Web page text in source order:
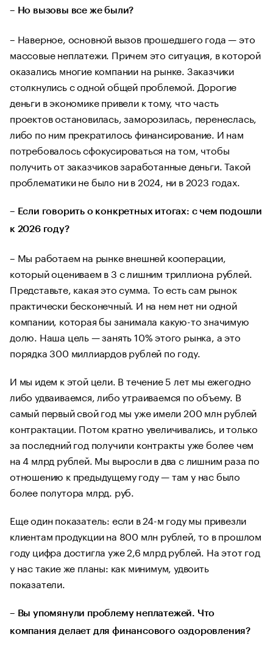
– Но вызовы все же были?
– Наверное, основной вызов прошедшего года — это
массовые неплатежи. Причем это ситуация, в которой
оказались многие компании на рынке. Заказчики
столкнулись с одной общей проблемой. Дорогие
деньги в экономике привели к тому, что часть
проектов остановилась, заморозилась, перенеслась,
либо по ним прекратилось финансирование. И нам
потребовалось сфокусироваться на том, чтобы
получить от заказчиков заработанные деньги. Такой
проблематики не было ни в 2024, ни в 2023 годах.
– Если говорить о конкретных итогах: с чем подошли
к 2026 году?
– Мы работаем на рынке внешней кооперации,
который оцениваем в 3 с лишним триллиона рублей.
Представьте, какая это сумма. То есть сам рынок
практически бесконечный. И на нем нет ни одной
компании, которая бы занимала какую-то значимую
долю. Наша цель — занять 10% этого рынка, а это
порядка 300 миллиардов рублей по году.
И мы идем к этой цели. В течение 5 лет мы ежегодно
либо удваиваемся, либо утраиваемся по объему. В
самый первый свой год мы уже имели 200 млн рублей
контрактации. Потом кратно увеличивались, и только
за последний год получили контракты уже более чем
на 4 млрд рублей. Мы выросли в два с лишним раза по
отношению к предыдущему году — там у нас было
более полутора млрд. руб.
Еще один показатель: если в 24-м году мы привезли
клиентам продукции на 800 млн рублей, то в прошлом
году цифра достигла уже 2,6 млрд рублей. На этот год
у нас такие же планы: как минимум, удвоить
показатели.
– Вы упомянули проблему неплатежей. Что
компания делает для финансового оздоровления?